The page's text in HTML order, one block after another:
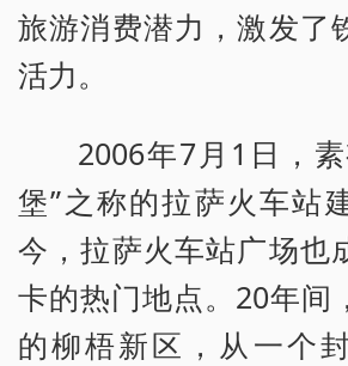
旅游消费潜力，激发了
活力。
2006年7月1日，
堡”之称的拉萨火车站
今，拉萨火车站广场也
卡的热门地点。20年间
的柳梧新区，从一个